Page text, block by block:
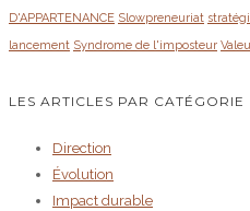
D'APPARTENANCE Slowpreneuriat
lancement Syndrome de l'imposteur
LES ARTICLES PAR CATÉGORIE
Direction
Évolution
Impact durable